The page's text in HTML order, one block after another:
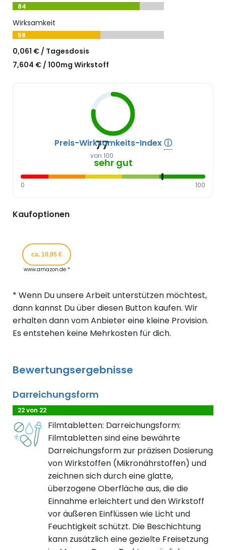
84
Wirksamkeit
58
0,061 € / Tagesdosis
7,604 € / 100mg Wirkstoff
77
von 100
Preis-Wirksamkeits-Indexⓘ
sehr gut
0 100
Kaufoptionen
ca. 10,95 €
www.amazon.de *
* Wenn Du unsere Arbeit unterstützen möchtest,
dann kannst Du über diesen Button kaufen. Wir
erhalten dann vom Anbieter eine kleine Provision.
Es entstehen keine Mehrkosten für dich.
Bewertungsergebnisse
Darreichungsform
22 von 22
Filmtabletten: Darreichungsform:
Filmtabletten sind eine bewährte
Darreichungsform zur präzisen Dosierung
von Wirkstoffen (Mikronährstoffen) und
zeichnen sich durch eine glatte,
überzogene Oberfläche aus, die die
Einnahme erleichtert und den Wirkstoff
vor äußeren Einflüssen wie Licht und
Feuchtigkeit schützt. Die Beschichtung
kann zusätzlich eine gezielte Freisetzung